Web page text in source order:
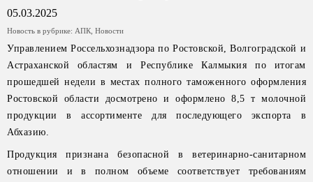
05.03.2025
Новость в рубрике: АПК Новости
Управлением Россельхознадзора по Ростовской, Волгоградской и
Астраханской областям и Республике Калмыкия по итогам
прошедшей недели в местах полного таможенного оформления
Ростовской области досмотрено и оформлено 8,5 т молочной
продукции в ассортименте для последующего экспорта в
Абхазию.
Продукция признана безопасной в ветеринарно-санитарном
отношении и в полном объеме соответствует требованиям